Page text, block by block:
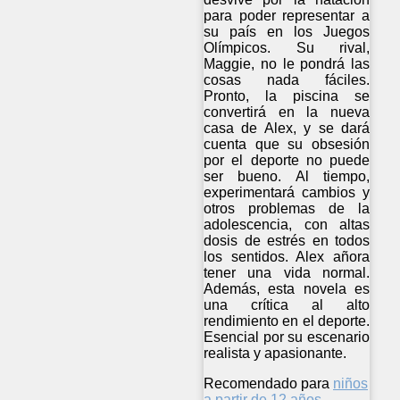
para poder representar a
su país en los Juegos
Olímpicos. Su rival,
Maggie, no le pondrá las
cosas nada fáciles.
Pronto, la piscina se
convertirá en la nueva
casa de Alex, y se dará
cuenta que su obsesión
por el deporte no puede
ser bueno. Al tiempo,
experimentará cambios y
otros problemas de la
adolescencia, con altas
dosis de estrés en todos
los sentidos. Alex añora
tener una vida normal.
Además, esta novela es
una crítica al alto
rendimiento en el deporte.
Esencial por su escenario
realista y apasionante.
Recomendado para niños